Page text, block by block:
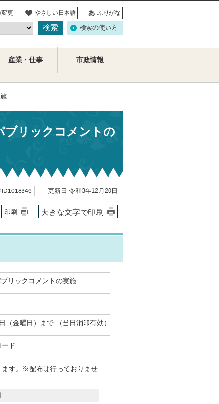
更 やさしい日本語 ふりがな
検索の使い方
産業・仕事 市政情報
ブリックコメントの
ID1018346 更新日 令和3年12月20日
印刷 大きな文字で印刷
リックコメントの実施
金曜日）まで （当日消印有効）
ド
ます。※配布は行っておりませ